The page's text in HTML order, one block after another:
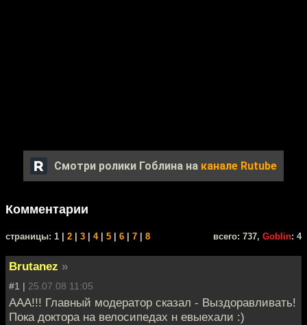
Смотри ролики Гоблина на канале Rutube
Комментарии
cтраницы: 1 | 2 3 4| 5 6 7 8 всего: 737, Goblin: 4
Brutanez »
#1 | 25.07.08 11:05
ААА!!! Главный модератор сказал - Выздоравливать!
Пока доктора на велосипедах н евыехали :)